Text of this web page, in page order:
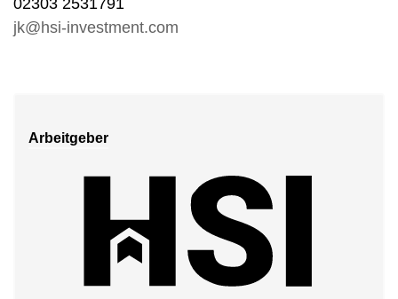
02303 2531791
jk@hsi-investment.com
Arbeitgeber